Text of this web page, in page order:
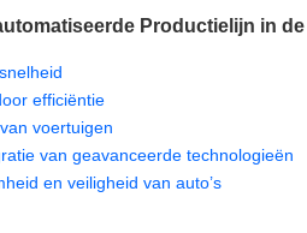
Productielijn in
efficiëntie
voertuigen
van geavanceerde technologieën
en veiligheid van auto’s